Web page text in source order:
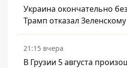
Украина окончательно
Трамп отказал Зеленскому
21:15 вчера
В Грузии 5 августа